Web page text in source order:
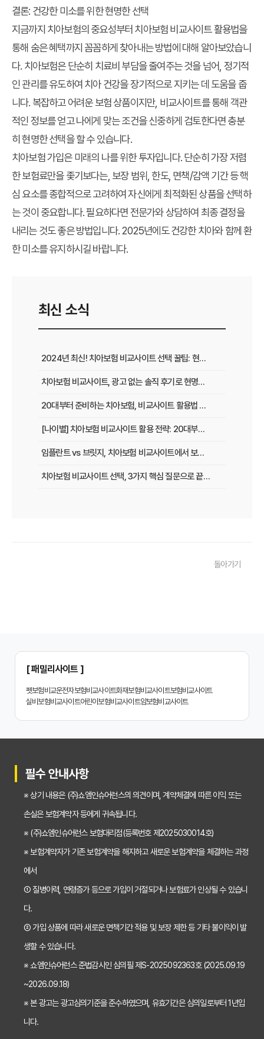
결론: 건강한 미소를 위한 현명한 선택
지금까지 치아보험의 중요성부터 치아보험 비교사이트 활용법을
통해 숨은 혜택까지 꼼꼼하게 찾아내는 방법에 대해 알아보았습니
다. 치아보험은 단순히 치료비 부담을 줄여주는 것을 넘어, 정기적
인 관리를 유도하여 치아 건강을 장기적으로 지키는 데 도움을 줍
니다. 복잡하고 어려운 보험 상품이지만, 비교사이트를 통해 객관
적인 정보를 얻고 나에게 맞는 조건을 신중하게 검토한다면 충분
히 현명한 선택을 할 수 있습니다.
치아보험 가입은 미래의 나를 위한 투자입니다. 단순히 가장 저렴
한 보험료만을 좇기보다는, 보장 범위, 한도, 면책/감액 기간 등 핵
심 요소를 종합적으로 고려하여 자신에게 최적화된 상품을 선택하
는 것이 중요합니다. 필요하다면 전문가와 상담하여 최종 결정을
내리는 것도 좋은 방법입니다. 2025년에도 건강한 치아와 함께 환
한 미소를 유지하시길 바랍니다.
최신 소식
2024년 최신! 치아보험 비교사이트 선택 꿀팁: 현명한 가입 전략 완벽 분석
치아보험 비교사이트, 광고 없는 솔직 후기로 현명하게 선택하는 법
20대부터 준비하는 치아보험, 비교사이트 활용법 A to Z
[나이별] 치아보험 비교사이트 활용 전략: 20대부터 60대까지 맞춤 가이드
임플란트 vs 브릿지, 치아보험 비교사이트에서 보장 범위 꼼꼼하게 확인하는 꿀팁
치아보험 비교사이트 선택, 3가지 핵심 질문으로 끝내기
치아보험 비교사이트 똑똑하게 활용하는 3가지 꿀팁
치아보험 비교사이트 선택 전 반드시 알아야 할 5가지 핵심 질문
임플란트, 크라운 치료비 부담? 치아보험 비교사이트 활용법 및 보장꿀팁
2026년 치아보험, 가격 vs 보장! 비교 분석으로 나에게 딱 맞는 보험 찾기
치아보험 비교사이트 활용법: 숨겨진 보장까지 꼼꼼하게 찾는 꿀팁
치아보험 비교사이트 활용법: 숨은 꿀팁 대방출! 보험료 절약 노하우
돌아가기
[ 패밀리사이트 ]
펫보험비교운전자보험비교사이트화재보험비교사이트보험비교사이트
실비보험비교사이트어린이보험비교사이트암보험비교사이트
필수 안내사항
※ 상기 내용은 (주)쇼엠인슈어런스의 의견이며, 계약체결에 따른 이익 또는
손실은 보험계약자 등에게 귀속됩니다.
※ (주)쇼엠인슈어런스 보험대리점(등록번호 제2025030014호)
※ 보험계약자가 기존 보험계약을 해지하고 새로운 보험계약을 체결하는 과정
에서
① 질병이력, 연령증가 등으로 가입이 거절되거나 보험료가 인상될 수 있습니
다.
② 가입 상품에 따라 새로운 면책기간 적용 및 보장 제한 등 기타 불이익이 발
생할 수 있습니다.
※ 쇼엠인슈어런스 준법감시인 심의필 제S-2025092363호 (2025.09.19
~2026.09.18)
※ 본 광고는 광고심의기준을 준수하였으며, 유효기간은 심의일로부터 1년입
니다.